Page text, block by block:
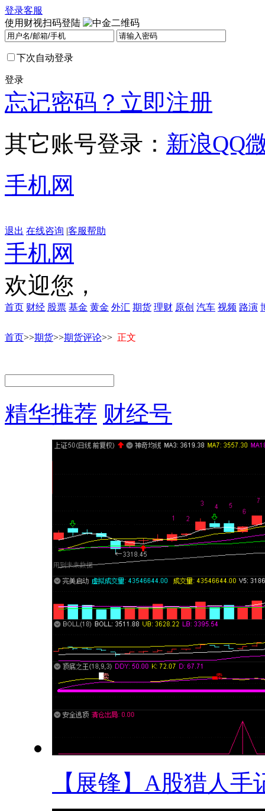
登录客服
使用财视扫码登陆
下次自动登录
登录
忘记密码？ 立即注册
其它账号登录： 新浪QQ
手机网
退出 在线咨询 |客服帮助
手机网
欢迎您，
首页 财经 股票 基金 黄金 外汇 期货 理财 原创 汽车 视频 路演
首页>>期货>>期货评论>> 正文
精华推荐 财经号
【展锋】A股猎人手